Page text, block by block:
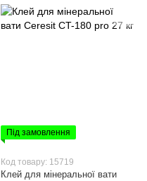
Під замовлення
Код товару: 15719
Клей для мінеральної вати